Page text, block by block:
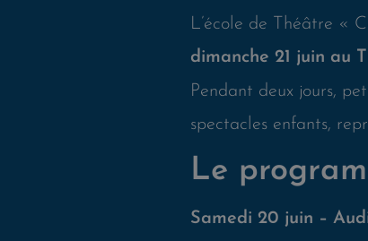
L’école de Théâtre «
dimanche 21 juin au
Pendant deux jours,
spectacles enfants,
Le
Samedi 20 juin –